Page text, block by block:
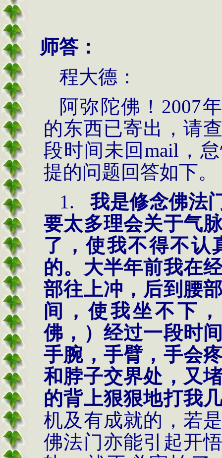
师答：
程大德：
阿弥陀佛！ 2007
的东西已寄出，请
段时间未回mail ，
提的问题回答如下。
1.
我是修念佛法
要太多理会关于气
了，使我不得不认
的。大半年前我在
部往上冲，后到腰
间，使我坐不下
佛，）经过一段时
手腕，手臂，手会
和脖子交界处，又
的背上狠狠地打我
机及有成就的，若
佛法门亦能引起开